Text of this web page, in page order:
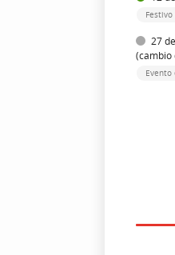
27
(cambio
Evento